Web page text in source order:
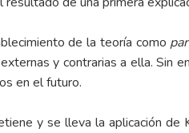
de la teoría como
y contrarias a ella. Sin
en el futuro.
y se lleva la aplicación de